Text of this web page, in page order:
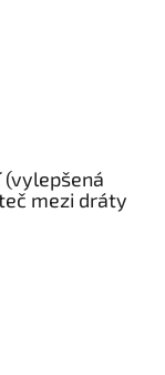
(vylepšená
mezi dráty